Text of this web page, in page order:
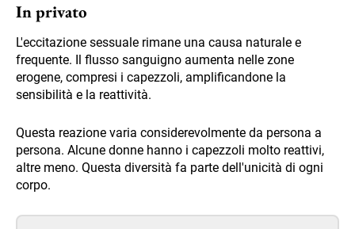
In privato
L'eccitazione sessuale rimane una causa naturale e
frequente. Il flusso sanguigno aumenta nelle zone
erogene, compresi i capezzoli, amplificandone la
sensibilità e la reattività.
Questa reazione varia considerevolmente da persona a
persona. Alcune donne hanno i capezzoli molto reattivi,
altre meno. Questa diversità fa parte dell'unicità di ogni
corpo.